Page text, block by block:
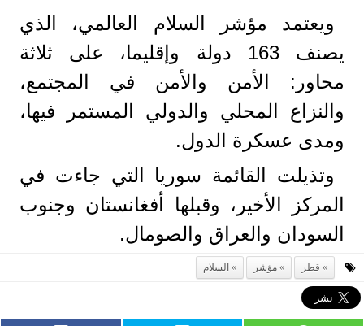
ويعتمد مؤشر السلام العالمي، الذي
يصنف 163 دولة وإقليما، على ثلاثة
محاور: الأمن والأمن في المجتمع،
والنزاع المحلي والدولي المستمر فيها،
ومدى عسكرة الدول.
وتذيلت القائمة سوريا التي جاءت في
المركز الأخير، وقبلها أفغانستان وجنوب
السودان والعراق والصومال.
قطر مؤشر السلام